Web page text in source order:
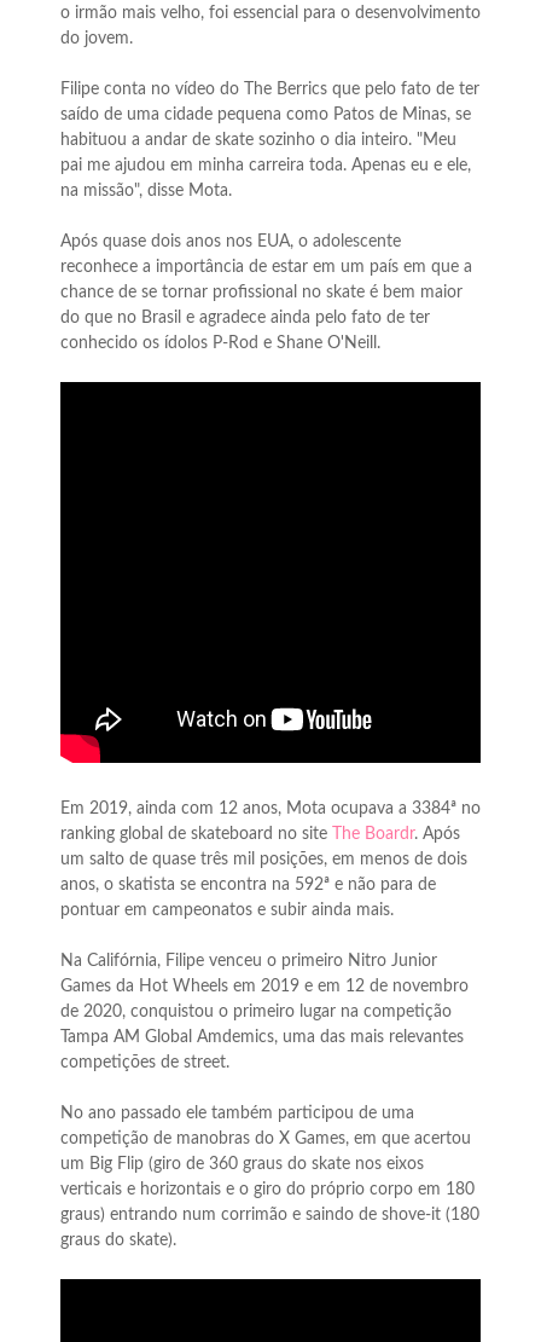
o irmão mais velho, foi essencial para o desenvolvimento
do jovem.
Filipe conta no vídeo do The Berrics que pelo fato de ter
saído de uma cidade pequena como Patos de Minas, se
habituou a andar de skate sozinho o dia inteiro. "Meu
pai me ajudou em minha carreira toda. Apenas eu e ele,
na missão", disse Mota.
Após quase dois anos nos EUA, o adolescente
reconhece a importância de estar em um país em que a
chance de se tornar profissional no skate é bem maior
do que no Brasil e agradece ainda pelo fato de ter
conhecido os ídolos P-Rod e Shane O'Neill.
Em 2019, ainda com 12 anos, Mota ocupava a 3384ª no
ranking global de skateboard no site
The Boardr. Após
um salto de quase três mil posições, em menos de dois
anos, o skatista se encontra na 592ª e não para de
pontuar em campeonatos e subir ainda mais.
Na Califórnia, Filipe venceu o primeiro Nitro Junior
Games da Hot Wheels em 2019 e em 12 de novembro
de 2020, conquistou o primeiro lugar na competição
Tampa AM Global Amdemics, uma das mais relevantes
competições de street.
No ano passado ele também participou de uma
competição de manobras do X Games, em que acertou
um Big Flip (giro de 360 graus do skate nos eixos
verticais e horizontais e o giro do próprio corpo em 180
graus) entrando num corrimão e saindo de shove-it (180
graus do skate).